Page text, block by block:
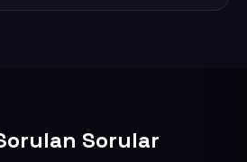
Sorular